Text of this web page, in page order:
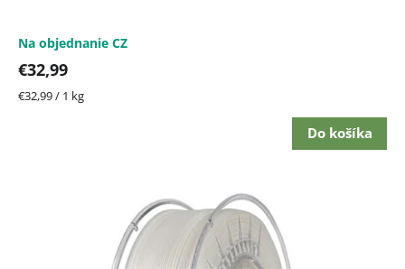
Na objednanie CZ
€32,99
Jednotková
€32,99 / 1 kg
Do košíka